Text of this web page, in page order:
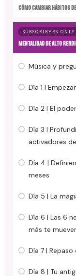
Cómo cambiar hábitos
SUBSCRIBERS ONLY
MENTALIDAD DE ALTO
Música y
Día 1 |
Día 2 | El
Día 3 |
activadores
Día 4 |
meses
Día 5 | La
Día 6 | Las 6
más te
Día 7 |
Día 8 | Tu